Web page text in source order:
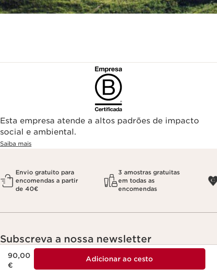
90,00
€
Adicionar ao cesto
Esta empresa atende a altos padrões de impacto
social e ambiental.
Saiba mais
Envio gratuito para
encomendas a partir
de 40€
3 amostras gratuitas
em todas as
encomendas
Subscreva a nossa newsletter
30% de desconto na sua primeira encomenda